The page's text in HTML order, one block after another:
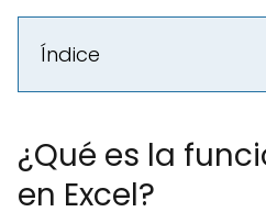
Índice
¿Qué es la
en Excel?